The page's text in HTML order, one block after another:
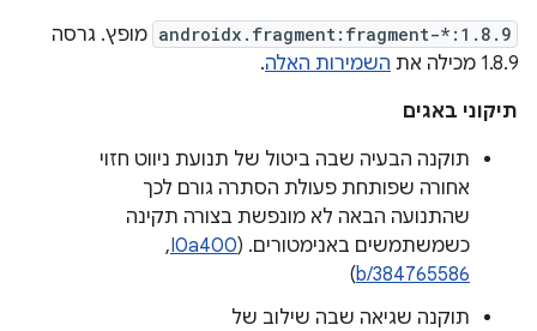
androidx.fragment:fragment-*:1.8.9 מופץ. גרסה
1.8.9 מכילה את
השמירות האלה.
תיקוני באגים
תוקנה הבעיה שבה ביטול של תנועת ניווט חזוי
אחורה שפותחת פעולת הסתרה גורם לכך
שהתנועה הבאה לא מונפשת בצורה תקינה
כשמשתמשים באנימטורים. ‫( I0a400
, ‏
b/384765586
)
תוקנה שגיאה שבה שילוב של